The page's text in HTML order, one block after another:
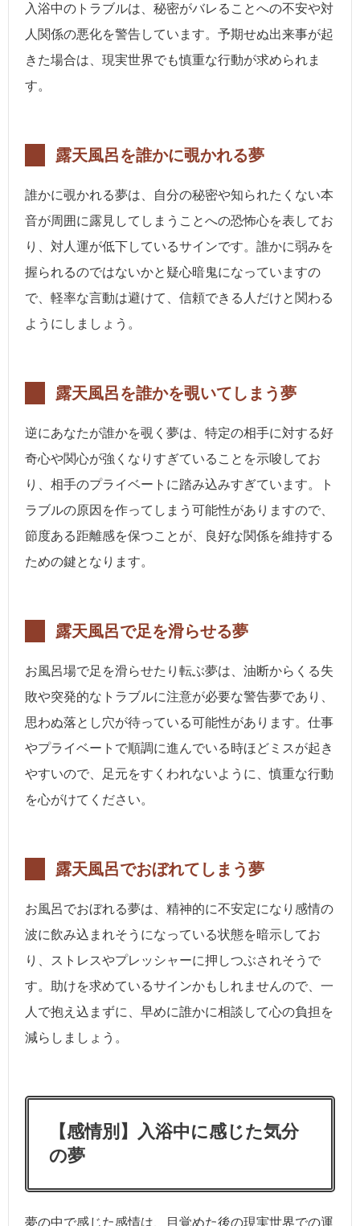
入浴中のトラブルは、秘密がバレることへの不安や対
人関係の悪化を警告しています。予期せぬ出来事が起
きた場合は、現実世界でも慎重な行動が求められま
す。
露天風呂を誰かに覗かれる夢
誰かに覗かれる夢は、自分の秘密や知られたくない本
音が周囲に露見してしまうことへの恐怖心を表してお
り、対人運が低下しているサインです。誰かに弱みを
握られるのではないかと疑心暗鬼になっていますの
で、軽率な言動は避けて、信頼できる人だけと関わる
ようにしましょう。
露天風呂を誰かを覗いてしまう夢
逆にあなたが誰かを覗く夢は、特定の相手に対する好
奇心や関心が強くなりすぎていることを示唆してお
り、相手のプライベートに踏み込みすぎています。ト
ラブルの原因を作ってしまう可能性がありますので、
節度ある距離感を保つことが、良好な関係を維持する
ための鍵となります。
露天風呂で足を滑らせる夢
お風呂場で足を滑らせたり転ぶ夢は、油断からくる失
敗や突発的なトラブルに注意が必要な警告夢であり、
思わぬ落とし穴が待っている可能性があります。仕事
やプライベートで順調に進んでいる時ほどミスが起き
やすいので、足元をすくわれないように、慎重な行動
を心がけてください。
露天風呂でおぼれてしまう夢
お風呂でおぼれる夢は、精神的に不安定になり感情の
波に飲み込まれそうになっている状態を暗示してお
り、ストレスやプレッシャーに押しつぶされそうで
す。助けを求めているサインかもしれませんので、一
人で抱え込まずに、早めに誰かに相談して心の負担を
減らしましょう。
【感情別】入浴中に感じた気分
の夢
夢の中で感じた感情は、目覚めた後の現実世界での運